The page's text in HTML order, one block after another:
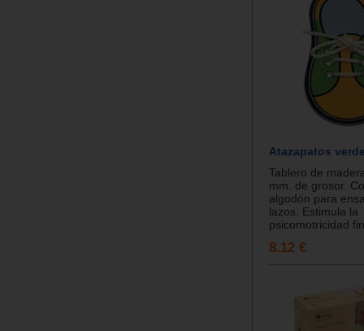
Atazapatos
Tablero de
mm. de grosor.
algodón para
lazos. Estimula la
psicomotricidad
8.12 €